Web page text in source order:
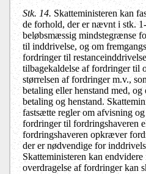
Stk. 14. Skatteministeren kan
de forhold, der er nævnt i stk.
beløbsmæssig mindstegrænse
til inddrivelse, og om
fordringer til
tilbagekaldelse af fordringer til
størrelsen af fordringer m.v.,
betaling eller henstand med,
betaling og henstand.
fastsætte regler om afvisning
fordringer til fordringshaveren
fordringshaveren opkræver
der er nødvendige for
Skatteministeren kan
overdragelse af fordringer kan